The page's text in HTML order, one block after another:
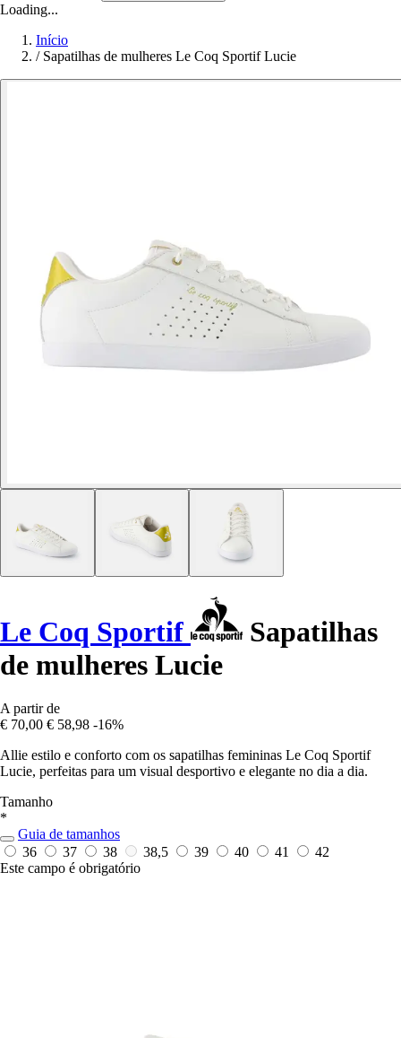
Loading...
Início
/ Sapatilhas de mulheres Le Coq Sportif Lucie
Le Coq Sportif
Sapatilhas
de mulheres Lucie
A partir de
€ 70,00 € 58,98 -16%
Allie estilo e conforto com os sapatilhas femininas Le Coq Sportif
Lucie, perfeitas para um visual desportivo e elegante no dia a dia.
Tamanho
*
Guia de tamanhos
36
37 38 38,5 39 40 41
42
Este campo é obrigatório